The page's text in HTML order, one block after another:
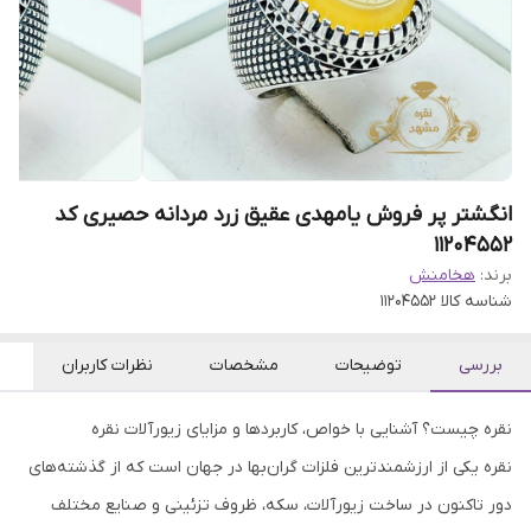
انگشتر پر فروش یامهدی عقیق زرد مردانه حصیری کد
11204552
برند: هخامنش
شناسه کالا 11204552
بررسی توضیحات مشخصات نظرات کاربران
نقره چیست؟ آشنایی با خواص، کاربردها و مزایای زیورآلات نقره
نقره یکی از ارزشمندترین فلزات گران‌بها در جهان است که از گذشته‌های
دور تاکنون در ساخت زیورآلات، سکه، ظروف تزئینی و صنایع مختلف